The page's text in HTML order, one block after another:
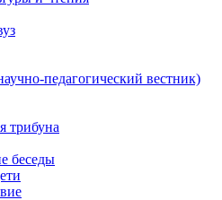
педагогический вестник)
трибуна
беседы